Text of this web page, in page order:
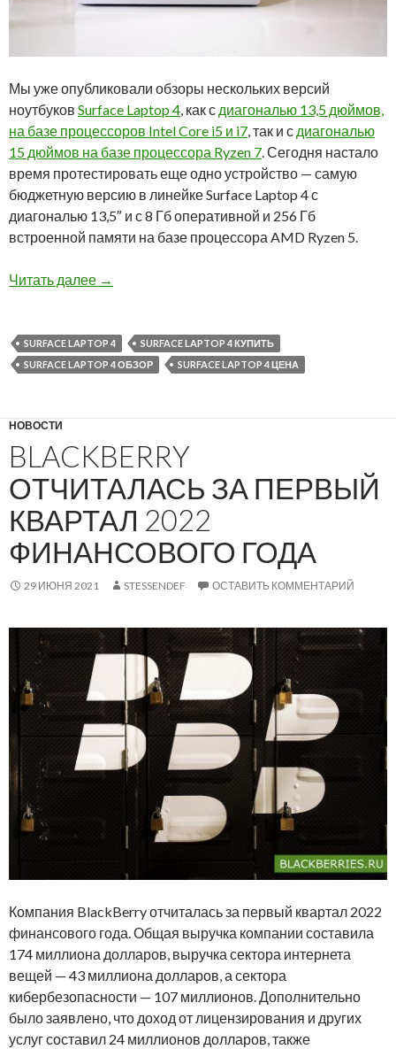
Мы уже опубликовали обзоры нескольких версий
ноутбуков Surface Laptop 4, как с диагональю 13,5 дюймов,
на базе процессоров Intel Core i5 и i7, так и с диагональю
15 дюймов на базе процессора Ryzen 7. Сегодня настало
время протестировать еще одно устройство — самую
бюджетную версию в линейке Surface Laptop 4 с
диагональю 13,5″ и с 8 Гб оперативной и 256 Гб
встроенной памяти на базе процессора AMD Ryzen 5.
Читать далее Тестируем время автономной работы
→
SURFACE LAPTOP 4
SURFACE LAPTOP 4 КУПИТЬ
SURFACE LAPTOP 4 ОБЗОР
SURFACE LAPTOP 4 ЦЕНА
НОВОСТИ
BLACKBERRY
ОТЧИТАЛАСЬ ЗА ПЕРВЫЙ
КВАРТАЛ 2022
ФИНАНСОВОГО ГОДА
29 ИЮНЯ 2021 STESSENDEF ОСТАВИТЬ КОММЕНТАРИЙ
Компания BlackBerry отчиталась за первый квартал 2022
финансового года. Общая выручка компании составила
174 миллиона долларов, выручка сектора интернета
вещей — 43 миллиона долларов, а сектора
кибербезопасности — 107 миллионов. Дополнительно
было заявлено, что доход от лицензирования и других
услуг составил 24 миллионов долларов, также